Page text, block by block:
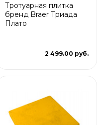
Тротуарная плитка
бренд Braer Триада
Плато
2 499.00 руб.